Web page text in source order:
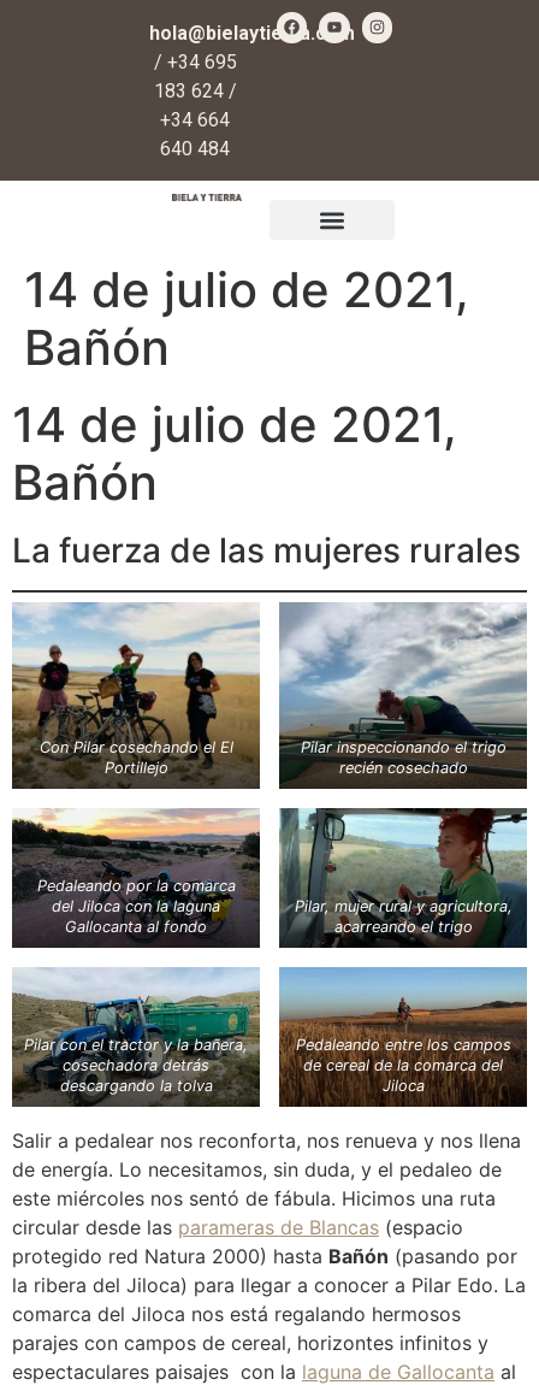
hola@bielaytierra.com
/ +34 695
183 624 /
+34 664
640 484
14 de julio de 2021,
Bañón
14 de julio de 2021,
Bañón
La fuerza de las mujeres rurales
Con Pilar cosechando el El
Portillejo
Pilar inspeccionando el trigo
recién cosechado
Pedaleando por la comarca
del Jiloca con la laguna
Gallocanta al fondo
Pilar, mujer rural y agricultora,
acarreando el trigo
Pilar con el tractor y la bañera,
cosechadora detrás
descargando la tolva
Pedaleando entre los campos
de cereal de la comarca del
Jiloca
Salir a pedalear nos reconforta, nos renueva y nos llena
de energía. Lo necesitamos, sin duda, y el pedaleo de
este miércoles nos sentó de fábula. Hicimos una ruta
circular desde las parameras de Blancas (espacio
protegido red Natura 2000) hasta Bañón (pasando por
la ribera del Jiloca) para llegar a conocer a Pilar Edo. La
comarca del Jiloca nos está regalando hermosos
parajes con campos de cereal, horizontes infinitos y
espectaculares paisajes con la laguna de Gallocanta al